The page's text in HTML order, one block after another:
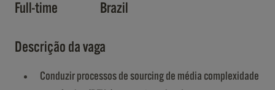
Full-time
Brazil
Descrição da vaga
Conduzir processos de sourcing de média complexidade